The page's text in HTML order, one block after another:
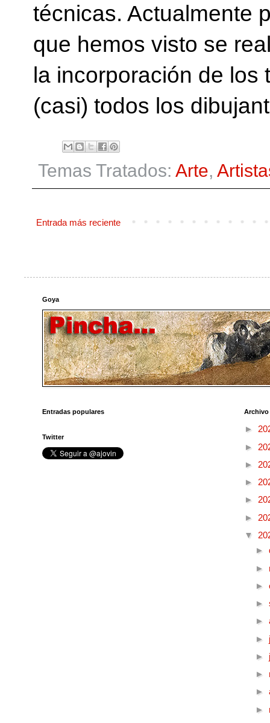
técnicas. Actualmente
que hemos visto se
la incorporación de
(casi) todos los
Temas Tratados: Arte,
Entrada más reciente
Goya
Entradas populares
Twitter
►
►
►
►
►
►
▼
►
►
►
►
►
►
►
►
►
►